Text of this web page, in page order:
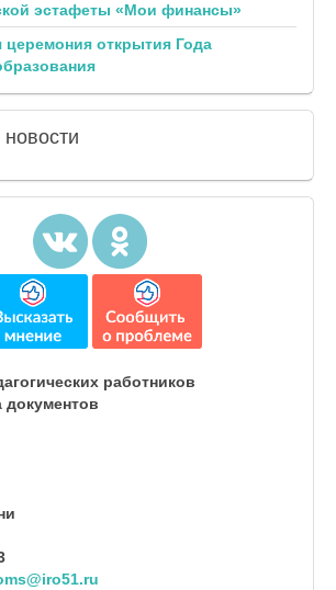
эстафеты «Мои финансы»
церемония открытия Года
новости
работников
документов